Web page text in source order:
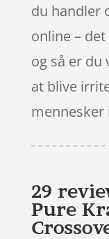
du handler
online –
og så er du
at blive
mennesker
29
Pure